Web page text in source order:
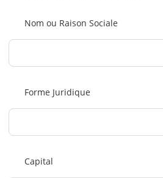
Nom ou Raison Sociale
Forme Juridique
Capital